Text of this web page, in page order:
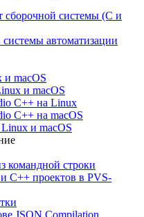
сборочной системы (C и
автоматизации
и macOS
и macOS
C++ на Linux
C++ на macOS
и macOS
командной строки
C++ проектов в PVS-
JSON Compilation